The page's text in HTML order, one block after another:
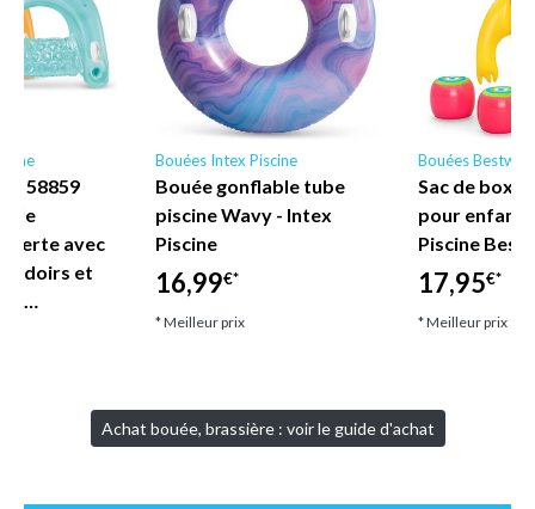
- 58859
avec
et
Bouées Intex Piscine
Bouée gonflable tube
piscine Wavy - Intex
Piscine
16,99€*
* Meilleur prix
Bouées Bestway
Sac de boxe
pour
Piscine
17,95€*
* Meilleur prix
Achat bouée, brassière : voir le guide d'achat